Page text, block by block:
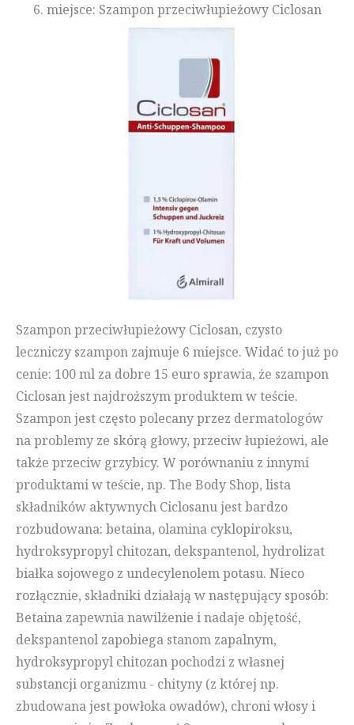
6. miejsce: Szampon przeciwłupieżowy Ciclosan
Szampon przeciwłupieżowy Ciclosan, czysto
leczniczy szampon zajmuje 6 miejsce. Widać to już po
cenie: 100 ml za dobre 15 euro sprawia, że szampon
Ciclosan jest najdroższym produktem w teście.
Szampon jest często polecany przez dermatologów
na problemy ze skórą głowy, przeciw łupieżowi, ale
także przeciw grzybicy. W porównaniu z innymi
produktami w teście, np. The Body Shop, lista
składników aktywnych Ciclosanu jest bardzo
rozbudowana: betaina, olamina cyklopiroksu,
hydroksypropyl chitozan, dekspantenol, hydrolizat
białka sojowego z undecylenolem potasu. Nieco
rozłącznie, składniki działają w następujący sposób:
Betaina zapewnia nawilżenie i nadaje objętość,
dekspantenol zapobiega stanom zapalnym,
hydroksypropyl chitozan pochodzi z własnej
substancji organizmu - chityny (z której np.
zbudowana jest powłoka owadów), chroni włosy i